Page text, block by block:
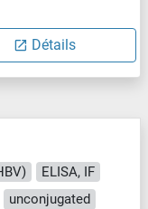
Détails
ELISA, IF
unconjugated